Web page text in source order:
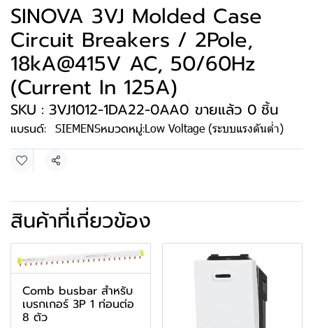
SINOVA 3VJ Molded Case
Circuit Breakers / 2Pole,
18kA@415V AC, 50/60Hz
(Current In 125A)
SKU : 3VJ1012-1DA22-0AA0 ขายแล้ว 0 ชิ้น
แบรนด์: SIEMENSหมวดหมู่:Low Voltage (ระบบแรงดันต่ำ)
แชร์
สินค้าที่เกี่ยวข้อง
Comb busbar สำหรับ
เบรกเกอร์ 3P 1 ท่อนต่อ
8 ตัว